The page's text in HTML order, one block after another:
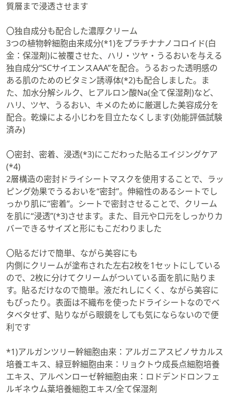
質層まで浸透させます
〇独自成分も配合した濃厚クリーム
3つの植物幹細胞由来成分(*1)をプラチナナノコロイド(白
金：保湿剤)に被覆させた、ハリ・ツヤ・うるおいを与える
独自成分“SCサイエンスAAA”を配合。うるおった透明感の
ある肌のためのビタミン誘導体(*2)も配合しました。ま
た、加水分解シルク、ヒアルロン酸Na(全て保湿剤)など、
ハリ、ツヤ、うるおい、キメのために厳選した美容成分を
配合。乾燥による小じわを目立たなくします(効能評価試験
済み)
〇密封、密着、浸透(*3)にこだわった貼るエイジングケア
(*4)
2層構造の密封ドライシートマスクを使用することで、ラッ
ピング効果でうるおいを“密封”。伸縮性のあるシートでし
っかり肌に“密着”。シートで密封させることで、クリーム
を肌に“浸透”(*3)させます。また、目元や口元をしっかりカ
バーできるサイズと形にもこだわりました
〇貼るだけで簡単、ながら美容にも
内側にクリームが塗布された左右2枚を1セットにしている
ので、2枚に分けてクリームがついている面を肌に貼りま
す。貼るだけなので簡単。液だれしにくく、ながら美容に
もぴったり。表面は不織布を使ったドライシートなのでベ
タベタせず、貼りながら眼鏡をしても気にならないので便
利です
*1)アルガンツリー幹細胞由来：アルガニアスピノサカルス
培養エキス、緑豆幹細胞由来：リョクトウ成長点細胞培養
エキス、アルペンローゼ幹細胞由来：ロドデンドロンフェ
ルギネウム葉培養細胞エキス/全て保湿剤